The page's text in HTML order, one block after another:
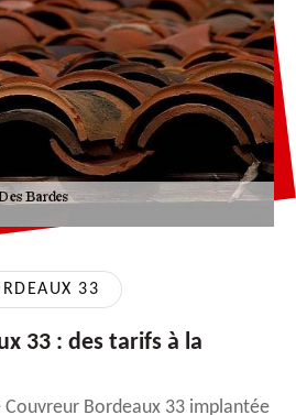
33
33 : des tarifs à la
Couvreur Bordeaux 33 implantée